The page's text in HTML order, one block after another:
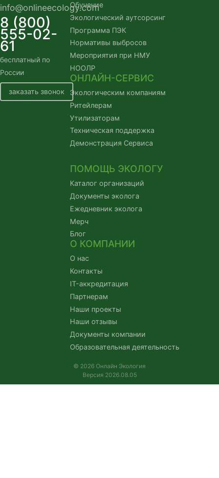
info@onlineecology.com
8 (800)
555-02-
61
бесплатный по
России
заказать звонок
Обучение
Экологический аутсорсинг
Программа ПЭК
Нормативы выбросов
Мероприятия при НМУ
НООЛР
ОНЛАЙН-СЕРВИС
Экологическим компаниям
Ритейлерам
Утилизаторам
Техническая поддержка
Демонстрация Сервиса
ПОМОЩЬ ЭКОЛОГУ
Каталог организаций
Документы эколога
Ежедневник эколога
Мерч
Блог
О КОМПАНИИ
О нас
Контакты
IT-аккредитация
Партнерам
Наши проекты
Наши отзывы
Документы компании
Образовательная деятельность
© 2026 Онлайн Экология
Версия 2026.08.05